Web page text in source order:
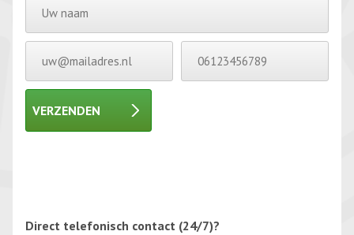
VERZENDEN
Direct telefonisch contact (24/7)?